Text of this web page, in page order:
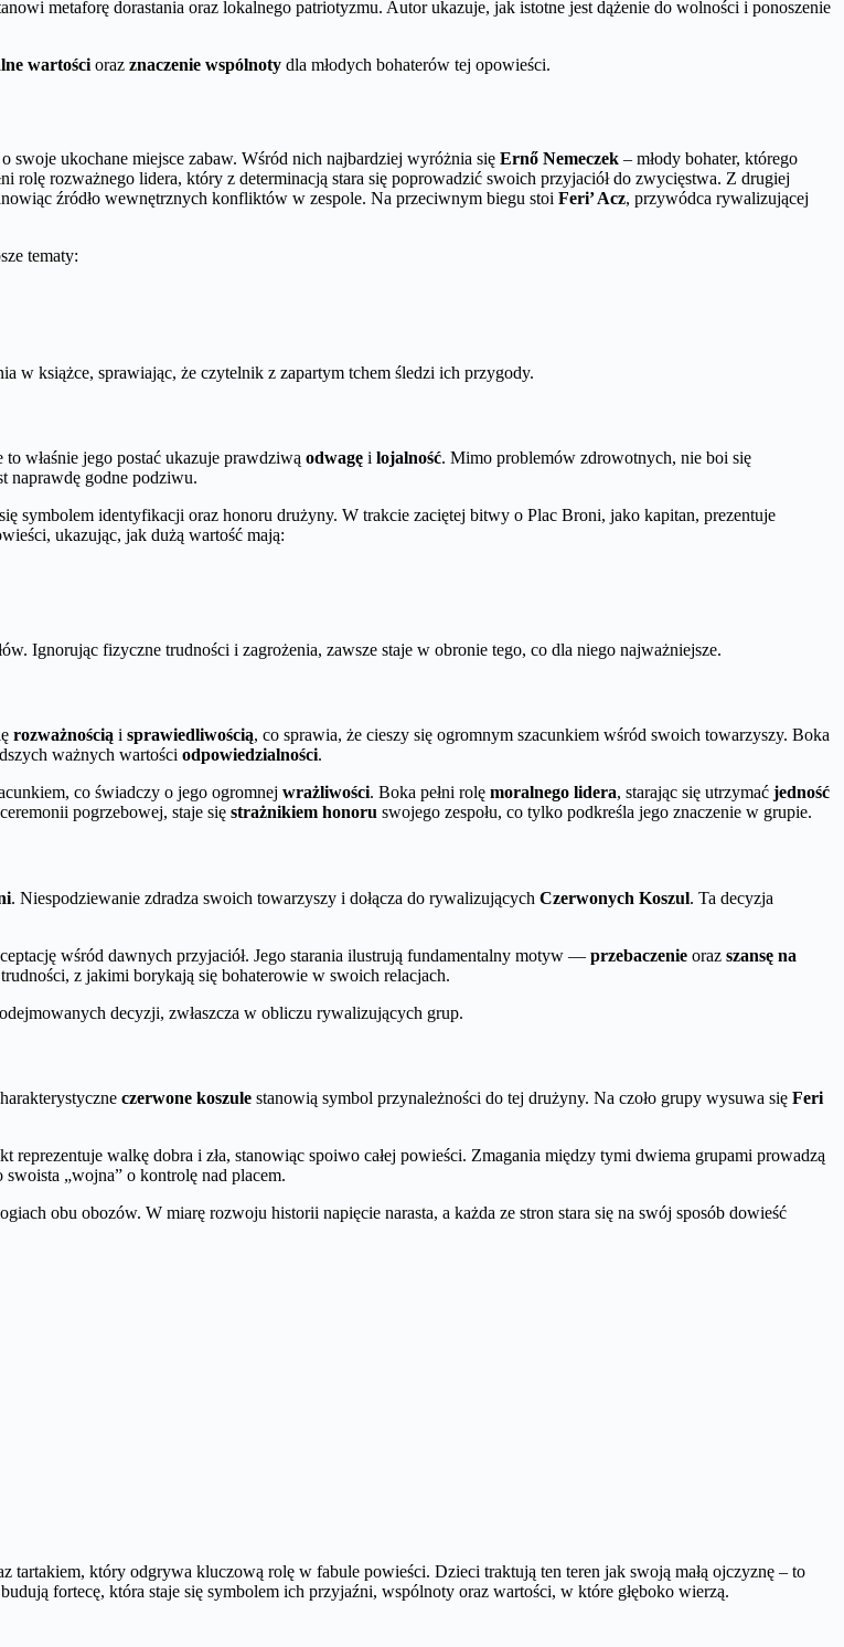
metaforę dorastania oraz lokalnego patriotyzmu. Autor ukazuje, jak istotne jest dążenie do wolności i ponoszenie
wartości oraz znaczenie wspólnoty dla młodych bohaterów tej opowieści.
swoje ukochane miejsce zabaw. Wśród nich najbardziej wyróżnia się Ernő Nemeczek – młody bohater, którego
rolę rozważnego lidera, który z determinacją stara się poprowadzić swoich przyjaciół do zwycięstwa. Z drugiej
źródło wewnętrznych konfliktów w zespole. Na przeciwnym biegu stoi Feri’ Acz, przywódca rywalizującej
tematy:
w książce, sprawiając, że czytelnik z zapartym tchem śledzi ich przygody.
to właśnie jego postać ukazuje prawdziwą odwagę i lojalność. Mimo problemów zdrowotnych, nie boi się
naprawdę godne podziwu.
symbolem identyfikacji oraz honoru drużyny. W trakcie zaciętej bitwy o Plac Broni, jako kapitan, prezentuje
ukazując, jak dużą wartość mają:
Ignorując fizyczne trudności i zagrożenia, zawsze staje w obronie tego, co dla niego najważniejsze.
rozważnością i sprawiedliwością, co sprawia, że cieszy się ogromnym szacunkiem wśród swoich towarzyszy. Boka
ważnych wartości odpowiedzialności.
co świadczy o jego ogromnej wrażliwości. Boka pełni rolę moralnego lidera, starając się utrzymać jedność
pogrzebowej, staje się strażnikiem honoru swojego zespołu, co tylko podkreśla jego znaczenie w grupie.
. Niespodziewanie zdradza swoich towarzyszy i dołącza do rywalizujących Czerwonych Koszul. Ta decyzja
wśród dawnych przyjaciół. Jego starania ilustrują fundamentalny motyw — przebaczenie oraz szansę na
z jakimi borykają się bohaterowie w swoich relacjach.
decyzji, zwłaszcza w obliczu rywalizujących grup.
czerwone koszule stanowią symbol przynależności do tej drużyny. Na czoło grupy wysuwa się Feri
reprezentuje walkę dobra i zła, stanowiąc spoiwo całej powieści. Zmagania między tymi dwiema grupami prowadzą
„wojna” o kontrolę nad placem.
obu obozów. W miarę rozwoju historii napięcie narasta, a każda ze stron stara się na swój sposób dowieść
który odgrywa kluczową rolę w fabule powieści. Dzieci traktują ten teren jak swoją małą ojczyznę – to
fortecę, która staje się symbolem ich przyjaźni, wspólnoty oraz wartości, w które głęboko wierzą.